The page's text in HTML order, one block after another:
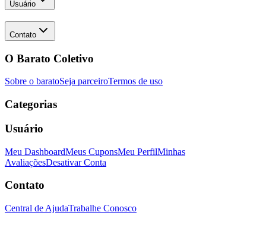
Usuário
Contato
O Barato Coletivo
Sobre o baratoSeja parceiroTermos de uso
Categorias
Usuário
Meu DashboardMeus CuponsMeu PerfilMinhas
AvaliaçõesDesativar Conta
Contato
Central de AjudaTrabalhe Conosco